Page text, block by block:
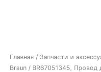
Главная / Запчасти и
Braun / BR67051345, Провод